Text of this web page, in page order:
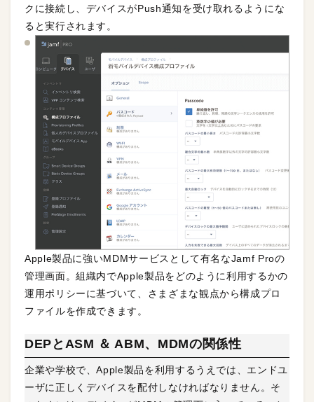
クに接続し、デバイスがPush通知を受け取れるようにな
ると実行されます。
Apple製品に強いMDMサービスとして有名なJamf Proの
管理画面。組織内でApple製品をどのように利用するかの
運用ポリシーに基づいて、さまざまな観点から構成プロ
ファイルを作成できます。
DEPとASM ＆ ABM、MDMの関係性
企業や学校で、Apple製品を利用するうえでは、エンドユ
ーザに正しくデバイスを配付しなければなりません。そ